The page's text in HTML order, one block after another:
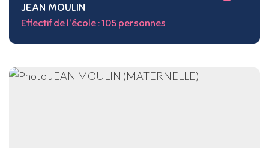
JEAN MOULIN
Effectif de l'école : 105 personnes